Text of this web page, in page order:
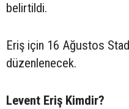
belirtildi.
Eriş için 16 Ağustos
düzenlenecek.
Levent Eriş Kimdir?